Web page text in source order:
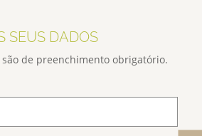
SEUS DADOS
são de preenchimento obrigatório.